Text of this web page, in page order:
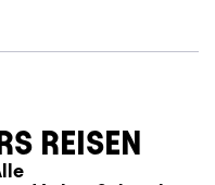
REISEN